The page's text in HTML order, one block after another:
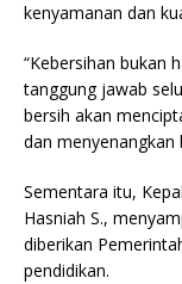
kenyamanan dan
“Kebersihan bukan
tanggung jawab
bersih akan
dan menyenangkan
Sementara itu,
Hasniah S.,
diberikan
pendidikan.